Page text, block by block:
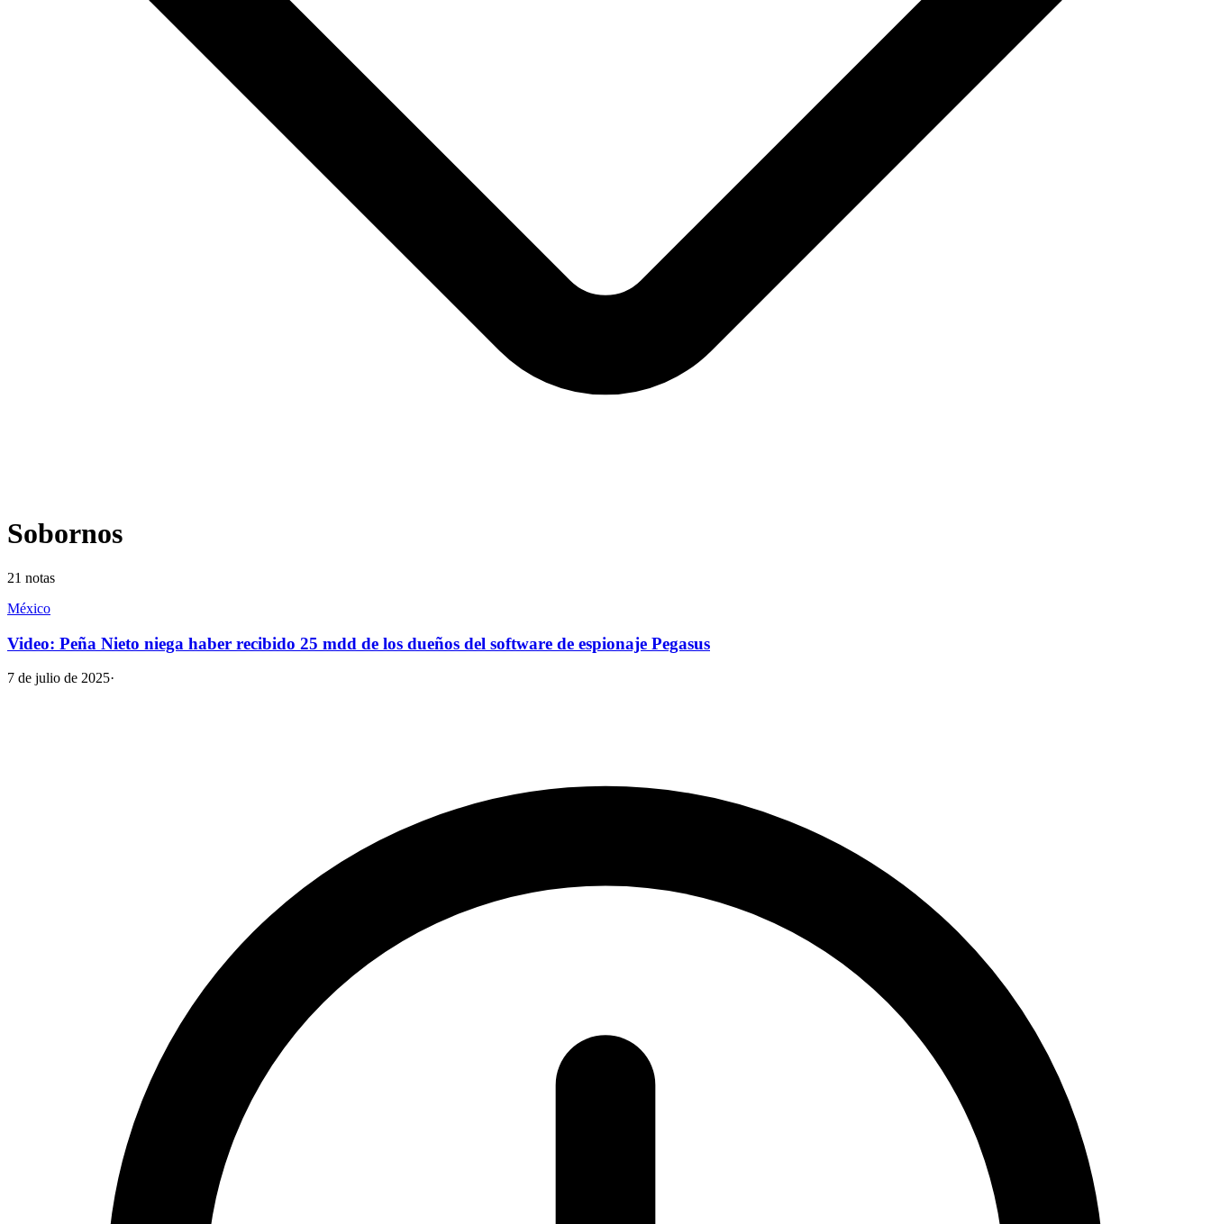
Sobornos
21 notas
México
Video: Peña Nieto niega haber recibido 25 mdd de los dueños del software de espionaje Pegasus
7 de julio de 2025·